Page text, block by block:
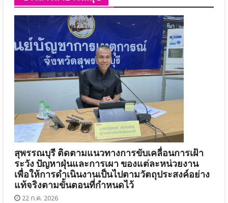
สุพรรณบุรี ติดตามแนวทางการขับเคลื่อนการเฝ้า
ระวัง ปัญหาฝุ่นและการเผา ของแต่ละหน่วยงาน
เพื่อให้การดำเนินงานเป็นไปตามวัตถุประสงค์อย่าง
แท้จริงตามขั้นตอนที่กำหนดไว้
22 ก.ค. 2026